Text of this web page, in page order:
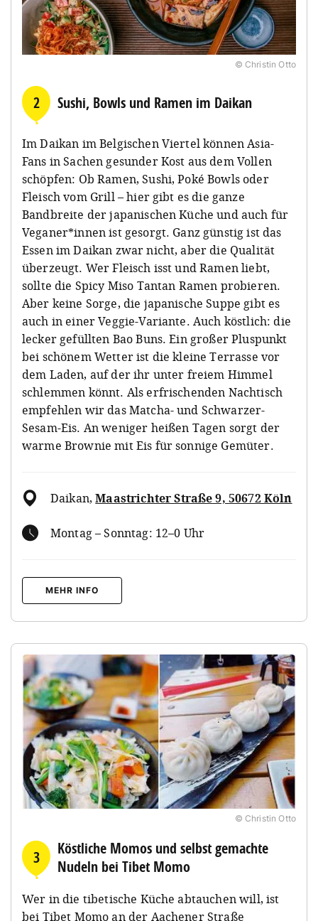
© Christin Otto
2 Sushi, Bowls und Ramen im Daikan
Im Daikan im Belgischen Viertel können Asia-
Fans in Sachen gesunder Kost aus dem Vollen
schöpfen: Ob Ramen, Sushi, Poké Bowls oder
Fleisch vom Grill – hier gibt es die ganze
Bandbreite der japanischen Küche und auch für
Veganer*innen ist gesorgt. Ganz günstig ist das
Essen im Daikan zwar nicht, aber die Qualität
überzeugt. Wer Fleisch isst und Ramen liebt,
sollte die Spicy Miso Tantan Ramen probieren.
Aber keine Sorge, die japanische Suppe gibt es
auch in einer Veggie-Variante. Auch köstlich: die
lecker gefüllten Bao Buns. Ein großer Pluspunkt
bei schönem Wetter ist die kleine Terrasse vor
dem Laden, auf der ihr unter freiem Himmel
schlemmen könnt. Als erfrischenden Nachtisch
empfehlen wir das Matcha- und Schwarzer-
Sesam-Eis. An weniger heißen Tagen sorgt der
warme Brownie mit Eis für sonnige Gemüter.
Daikan,Maastrichter Straße 9, 50672 Köln
Montag – Sonntag: 12–0 Uhr
MEHR INFO
© Christin Otto
3
Köstliche Momos und selbst gemachte
Nudeln bei Tibet Momo
Wer in die tibetische Küche abtauchen will, ist
bei Tibet Momo an der Aachener Straße